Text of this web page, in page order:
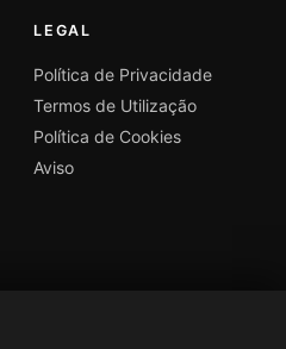
LEGAL
Política de Privacidade
Termos de Utilização
Política de Cookies
Aviso
126 Lisboa, Portugal